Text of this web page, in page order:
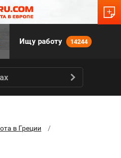
Ищу работу 14244
в Греции